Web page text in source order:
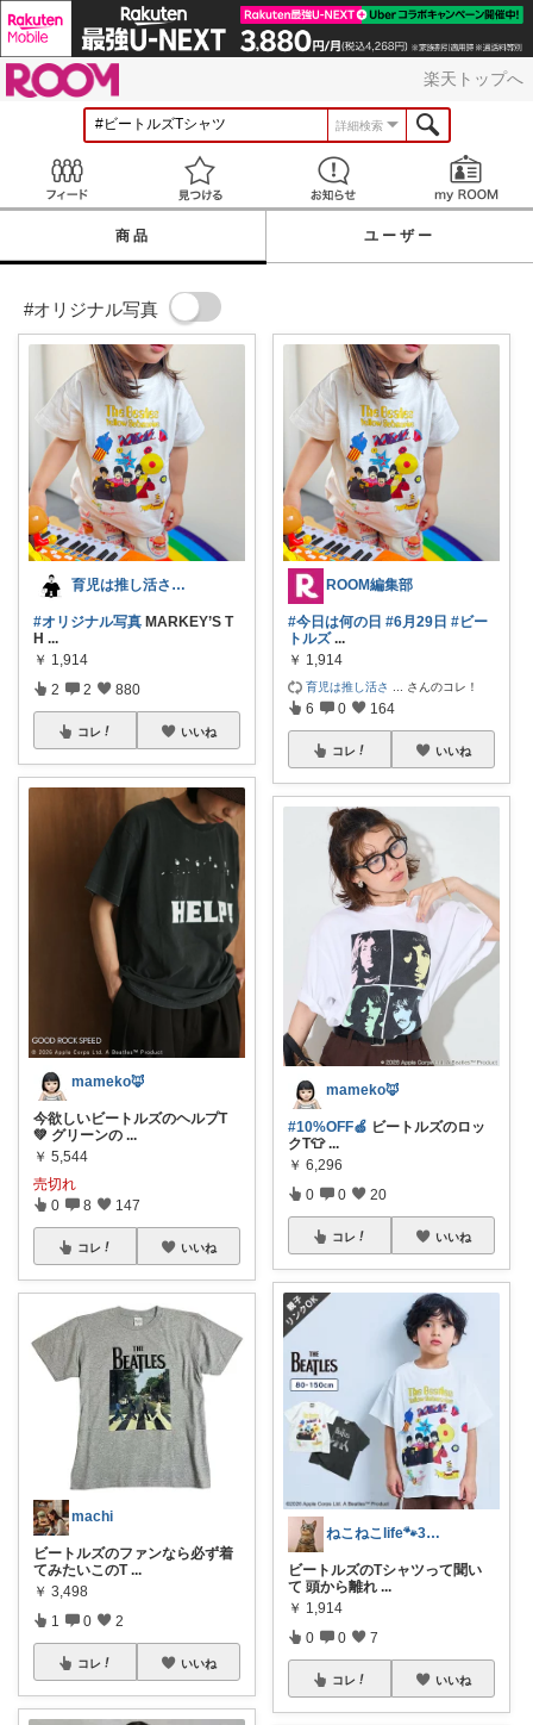
楽天トップへ
詳細検索
見つける お知らせ
商品 ユーザー
#オリジナル写真
育児は推し活さん(元育農さん)
#オリジナル写真 MARKEY’S T
H ...
￥ 1,914
2 2 880
コレ いいね
mameko🦊
今欲しいビートルズのヘルプT
💚 グリーンの ...
￥ 5,544
売切れ
0 8 147
コレ いいね
machi
ビートルズのファンなら必ず着
てみたいこのT ...
￥ 3,498
1 0 2
コレ いいね
ROOM編集部
#今日は何の日 #6月29日 #ビー
トルズ ...
￥ 1,914
育児は推し活さ さんのコレ！
6 0 164
コレ いいね
mameko🦊
#10%OFF🍏 ビートルズのロッ
クT👕 ...
￥ 6,296
0 0 20
コレ いいね
ねこねこlife🐾3児のママ💖
ビートルズのTシャツって聞い
て 頭から離れ ...
￥ 1,914
0 0 7
コレ いいね